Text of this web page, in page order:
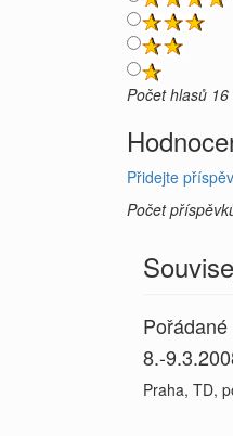
Počet hlasů 16
Přidejte
Počet
8.-
Praha, TD,